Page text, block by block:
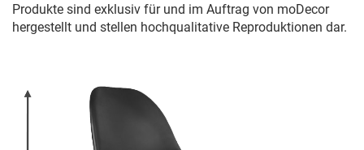
Produkte sind exklusiv für und im Auftrag von moDecor
hergestellt und stellen hochqualitative Reproduktionen dar.